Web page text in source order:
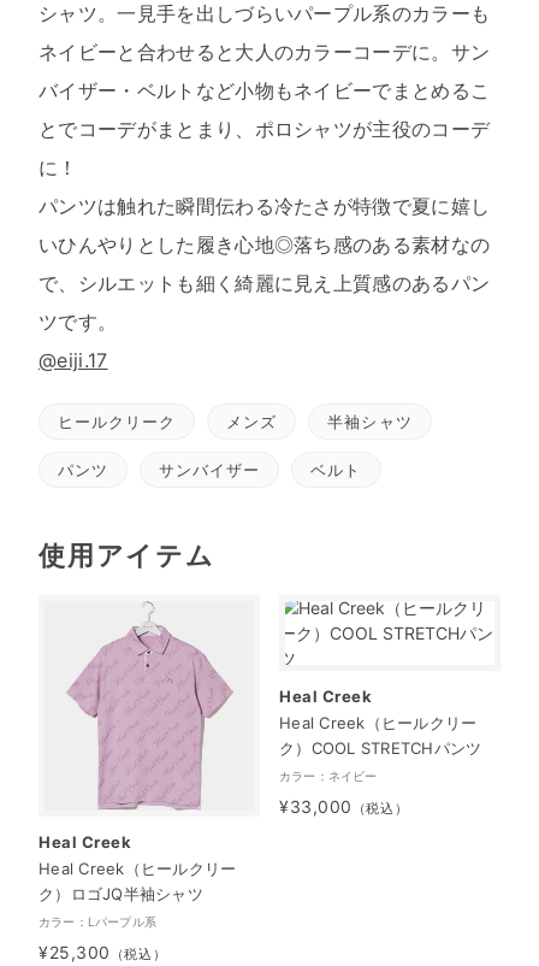
シャツ。一見手を出しづらいパープル系のカラーも
ネイビーと合わせると大人のカラーコーデに。サン
バイザー・ベルトなど小物もネイビーでまとめるこ
とでコーデがまとまり、ポロシャツが主役のコーデ
に！
パンツは触れた瞬間伝わる冷たさが特徴で夏に嬉し
いひんやりとした履き心地◎落ち感のある素材なの
で、シルエットも細く綺麗に見え上質感のあるパン
ツです。
@eiji.17
ヒールクリーク メンズ 半袖シャツ
パンツ サンバイザー ベルト
使用アイテム
Heal Creek
Heal Creek（ヒールクリー
ク）ロゴJQ半袖シャツ
カラー：Lパープル系
¥25,300 （税込）
Heal Creek
Heal Creek（ヒールクリー
ク）COOL STRETCHパンツ
カラー：ネイビー
¥33,000 （税込）